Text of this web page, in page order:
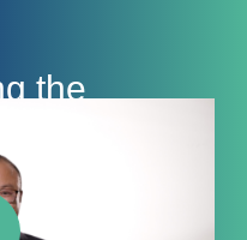
the
in China:
in the